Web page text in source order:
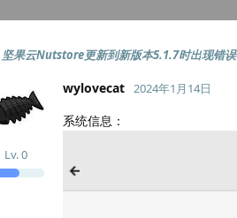
坚果云Nutstore更新到新版本5.1.7时出现错误
wylovecat
Lv.0
2024年1月14日
系统信息：